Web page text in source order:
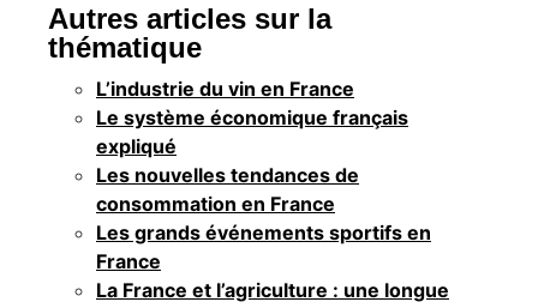
Autres articles sur la
thématique
L’industrie du vin en France
Le système économique français
expliqué
Les nouvelles tendances de
consommation en France
Les grands événements sportifs en
France
La France et l’agriculture : une longue